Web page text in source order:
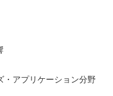
アプリケーション分野